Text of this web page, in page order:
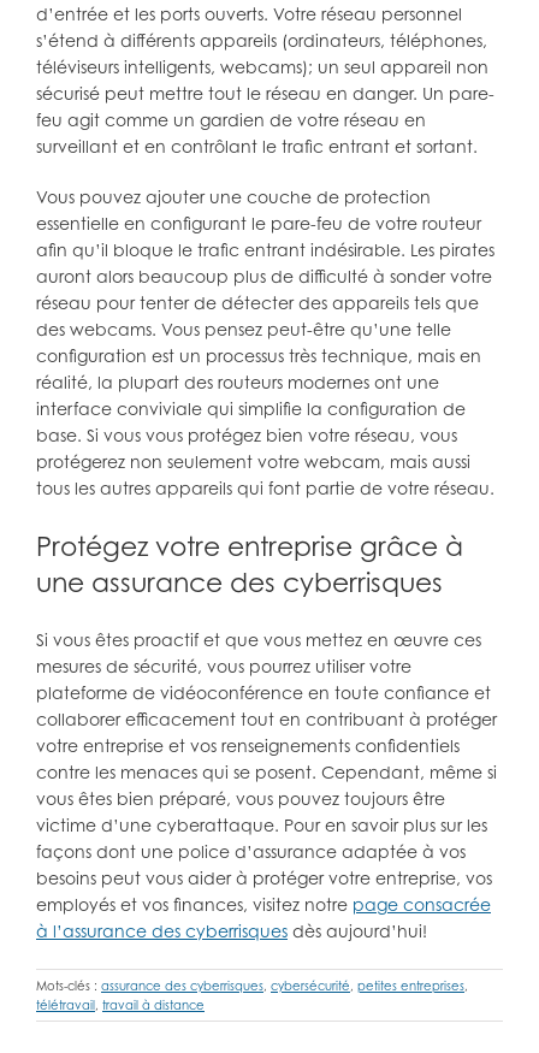
d’entrée et les ports ouverts. Votre réseau personnel
s’étend à différents appareils (ordinateurs, téléphones,
téléviseurs intelligents, webcams); un seul appareil non
sécurisé peut mettre tout le réseau en danger. Un pare-
feu agit comme un gardien de votre réseau en
surveillant et en contrôlant le trafic entrant et sortant.
Vous pouvez ajouter une couche de protection
essentielle en configurant le pare-feu de votre routeur
afin qu’il bloque le trafic entrant indésirable. Les pirates
auront alors beaucoup plus de difficulté à sonder votre
réseau pour tenter de détecter des appareils tels que
des webcams. Vous pensez peut-être qu’une telle
configuration est un processus très technique, mais en
réalité, la plupart des routeurs modernes ont une
interface conviviale qui simplifie la configuration de
base. Si vous vous protégez bien votre réseau, vous
protégerez non seulement votre webcam, mais aussi
tous les autres appareils qui font partie de votre réseau.
Protégez votre entreprise grâce à
une assurance des cyberrisques
Si vous êtes proactif et que vous mettez en œuvre ces
mesures de sécurité, vous pourrez utiliser votre
plateforme de vidéoconférence en toute confiance et
collaborer efficacement tout en contribuant à protéger
votre entreprise et vos renseignements confidentiels
contre les menaces qui se posent. Cependant, même si
vous êtes bien préparé, vous pouvez toujours être
victime d’une cyberattaque. Pour en savoir plus sur les
façons dont une police d’assurance adaptée à vos
besoins peut vous aider à protéger votre entreprise, vos
employés et vos finances, visitez notre page consacrée
à l’assurance des cyberrisques dès aujourd’hui!
Mots-clés : assurance des cyberrisques, cybersécurité, petites entreprises,
télétravail, travail à distance